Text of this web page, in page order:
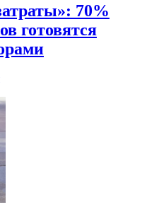
70%
готовятся